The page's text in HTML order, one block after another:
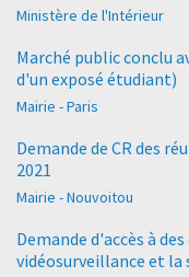
Ministère de l'Intérieur
Marché public conclu
d'un exposé étudiant)
Mairie - Paris
Demande de CR des
2021
Mairie - Nouvoitou
Demande d'accès à
vidéosurveillance et la